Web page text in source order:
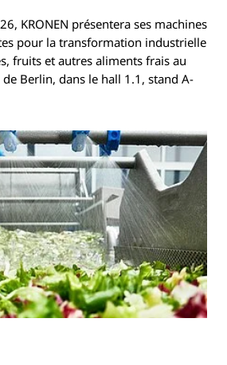
KRONEN présentera ses machines
pour la transformation industrielle
fruits et autres aliments frais au
Berlin, dans le hall 1.1, stand A-